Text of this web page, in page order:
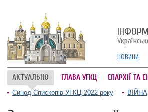
НОВИНИ
АКТУАЛЬНО ГЛАВА УГКЦ ЄПАРХІЇ ТА
Синод Єпископів УГКЦ 2022 року ВІЙНА